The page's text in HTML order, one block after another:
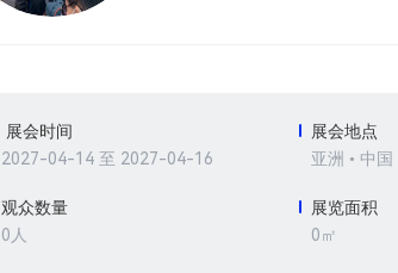
展会时间
2027-04-14 至 2027-04-16
展会地点
亚洲 • 中国
观众数量
0人
展览面积
0㎡